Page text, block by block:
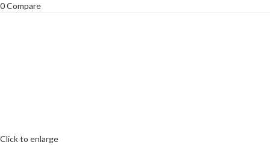
0Compare
Click to enlarge